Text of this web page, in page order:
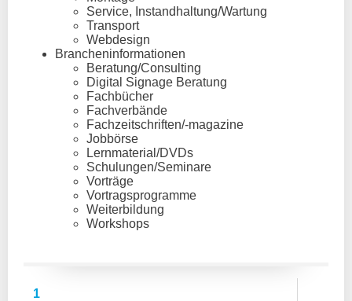
Service, Instandhaltung/Wartung
Transport
Webdesign
Brancheninformationen
Beratung/Consulting
Digital Signage Beratung
Fachbücher
Fachverbände
Fachzeitschriften/-magazine
Jobbörse
Lernmaterial/DVDs
Schulungen/Seminare
Vorträge
Vortragsprogramme
Weiterbildung
Workshops
1